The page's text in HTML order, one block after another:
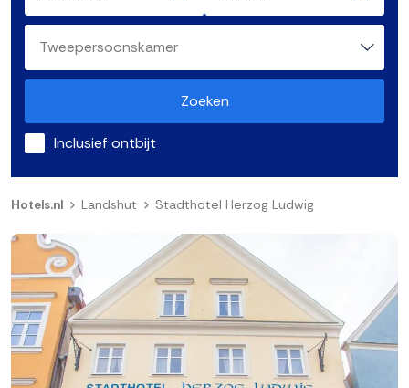
Zoeken
Inclusief ontbijt
Hotels.nl Landshut Stadthotel Herzog Ludwig